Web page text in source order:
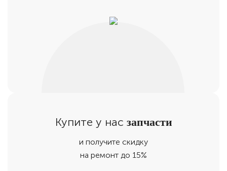
Купите у нас запчасти
и получите скидку
на ремонт до 15%